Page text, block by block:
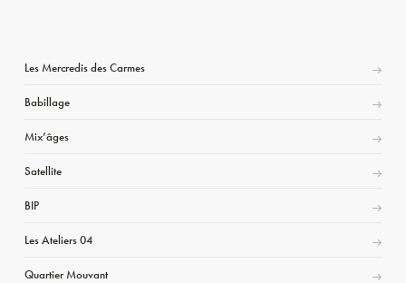
Les Mercredis des Carmes
Babillage
Mix’âges
Satellite
BIP
Les Ateliers 04
Quartier Mouvant